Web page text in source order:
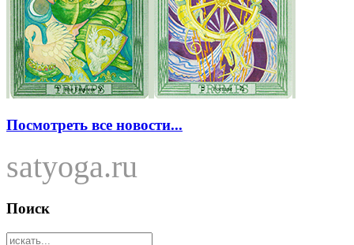
Посмотреть все новости...
satyoga.ru
Поиск